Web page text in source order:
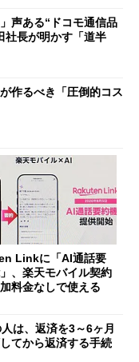
声ある“ドコモ通信品
長が明かす「道半
作るべき「圧倒的コス
Linkに「AI通話要
、楽天モバイル契約
料金なしで使える
は、返済を3～6ヶ月
てから返済する手続